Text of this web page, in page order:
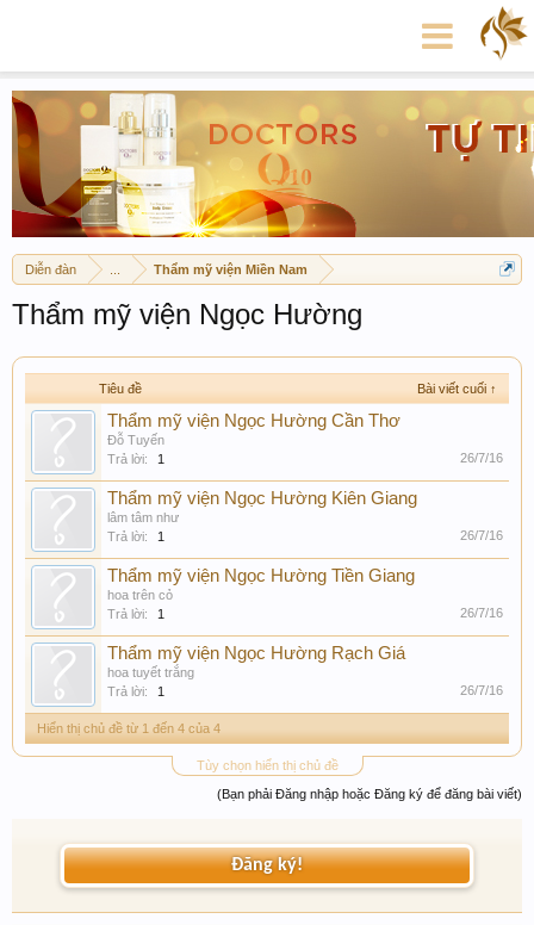
Diễn đàn Thẩm mỹ viện Miền Nam
Thẩm mỹ viện Ngọc Hường
Tiêu đề Bài viết cuối ↑
Thẩm mỹ viện Ngọc Hường Cần Thơ
Đỗ Tuyến
Trả lời:
1 26/7/16
Thẩm mỹ viện Ngọc Hường Kiên Giang
lâm tâm như
Trả lời:
1 26/7/16
Thẩm mỹ viện Ngọc Hường Tiền Giang
hoa trên cỏ
Trả lời:
1 26/7/16
Thẩm mỹ viện Ngọc Hường Rạch Giá
hoa tuyết trắng
Trả lời:
1 26/7/16
Hiển thị chủ đề từ 1 đến 4 của 4
Tùy chọn hiển thị chủ đề
(Bạn phải Đăng nhập hoặc Đăng ký để đăng bài viết)
Đăng ký!